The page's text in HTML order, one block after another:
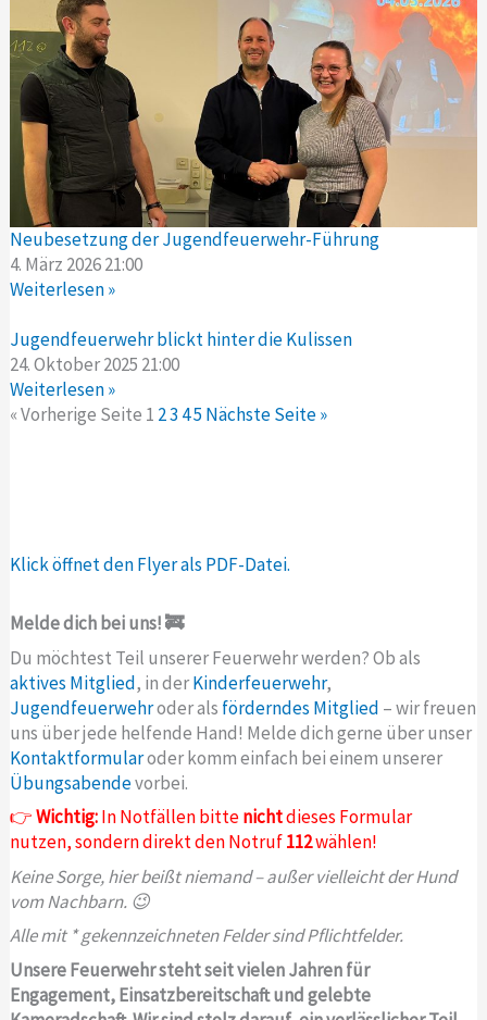
Neubesetzung der Jugendfeuerwehr-Führung
4. März 202621:00
Weiterlesen »
Jugendfeuerwehr blickt hinter die Kulissen
24. Oktober 2025 21:00
Weiterlesen »
« Vorherige Seite 1 23 45 Nächste Seite »
Klick öffnet den Flyer als PDF-Datei.
Melde dich bei uns! 🚒
Du möchtest Teil unserer Feuerwehr werden? Ob als
aktives Mitglied, in derKinderfeuerwehr,
Jugendfeuerwehroder als förderndes Mitglied – wir freuen
uns über jede helfende Hand! Melde dich gerne über unser
Kontaktformularoder komm einfach bei einem unserer
Übungsabendevorbei.
👉Wichtig:In Notfällen bittenichtdieses Formular
nutzen, sondern direkt den Notruf112wählen!
Keine Sorge, hier beißt niemand – außer vielleicht der Hund
vom Nachbarn. 😉
Alle mit * gekennzeichneten Felder sind Pflichtfelder.
Unsere Feuerwehr steht seit vielen Jahren für
Engagement, Einsatzbereitschaft und gelebte